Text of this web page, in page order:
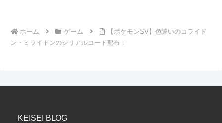
ホーム ゲーム
【ポケモンSV】色違いのコライド
ン・ミライドンのシリアルコード配布！
KEISEI BLOG